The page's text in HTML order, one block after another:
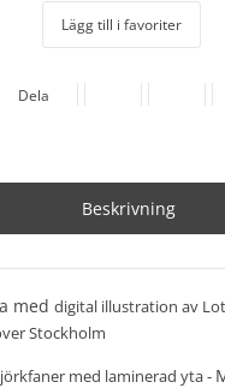
Lägg till i favoriter
Dela
Beskrivning
meddigital illustration av
Stockholm
med laminerad yta -